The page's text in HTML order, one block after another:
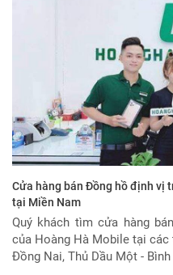
Cửa hàng bán Đồng hồ định vị
tại Miền Nam
Quý khách tìm cửa hàng
của Hoàng Hà Mobile tại các
Đồng Nai, Thủ Dầu Một - Bình